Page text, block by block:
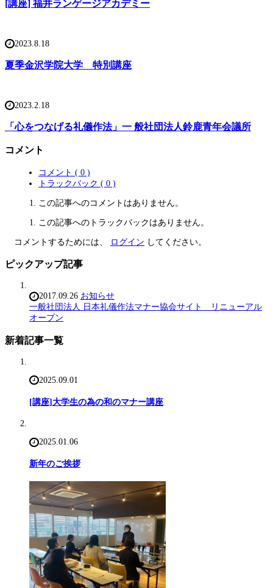
[講座] 福井ランゲージアカデミー
2023.8.18
夏季金沢学院大学 特別講座
2023.2.18
「心をつなげる礼儀作法」一 般社団法人鈴鹿青年会議所
コメント
コメント ( 0 )
トラックバック ( 0 )
この記事へのコメントはありません。
この記事へのトラックバックはありません。
コメントするためには、 ログイン してください。
ピックアップ記事
2017.09.26 お知らせ
一般社団法人 日本礼儀作法マナー協会サイト リニューアル
オープン
新着記事一覧
2025.09.01
[講座]大学生の為の和のマナー講座
2025.01.06
新年のご挨拶